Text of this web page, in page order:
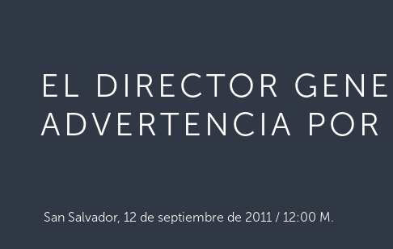
EL DIRECTOR
ADVERTENCIA
San Salvador, 12 de septiembre de 2011 / 12:00 M.